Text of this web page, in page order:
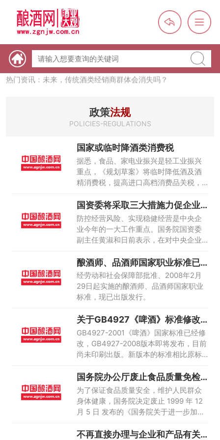
热门资讯：【酒体设计师】职业技能培训及认定班开班通知
热门资讯：未来，传统酒类经销商群体会消失吗？
热门资讯：2024年上市酒企业第三季度报（白酒、啤酒、葡萄
酒、黄酒）
政策法规
POLICIES-REGULATIONS
国家或临时降酒类消费税
据悉，食品、家电业振兴是轻工业振兴
重点，《规划草案》将临时降低酒及酒
精消费税，提高进口高档消费品关税，
升集群水平、推进产业重组及增强自主
创新、实施节能减排等重要内容。
国资委将采取三大措施力促企业
提高风险防范
防控经营风险、实现稳健经营是中央企
业今年的一大工作重点。国务院国资委
副主任黄淑和日前表示，在对中央企业
力促企业提高风险防范意识。
酿酒师、品酒师国家职业标准已
出版发行
经劳动和社会保障部批准、2008年2月
29日起实施的酿酒师、品酒师国家职业
标准，现已出版发行。
关于GB4927《啤酒》标准修改
的通知
GB4927-2001《啤酒》国家标准已经修
改，GB4927-2008版本即将发布，目前
尚未印刷出版。新版本的标准相比原标
织大的会议宣贯，现将修改后的主要内
容摘登如下，供啤酒企业参考。
国务院办公厅废止食品质量免检
制度
为了保证食品质量安全，维护人民群众
身体健康，国务院决定废止 1999 年 12
月 5 日 发布的《国务院关于进一步加强
［ 1999 ］ 24 号）中有关食品质量免检
不再直接办理与企业和产品有关